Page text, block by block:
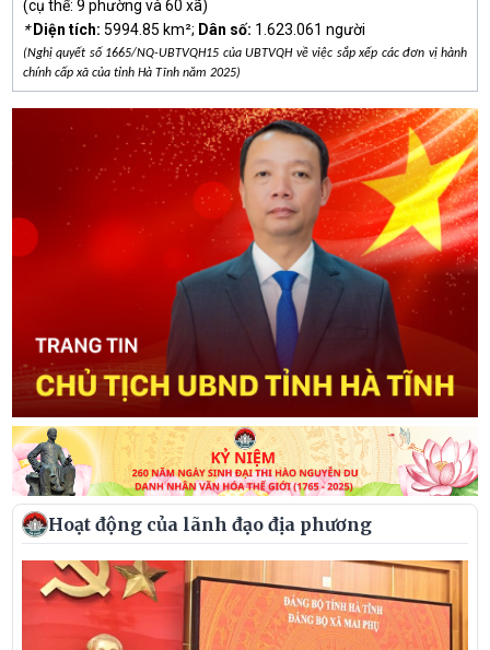
(cụ thể: 9 phường và 60 xã)
* Diện tích: 5994.85 km²; Dân số: 1.623.061 người
(Nghị quyết số 1665/NQ-UBTVQH15 của UBTVQH về việc sắp xếp các đơn vị hành
chính cấp xã của tỉnh Hà Tĩnh năm 2025)
Hoạt động của lãnh đạo địa phương